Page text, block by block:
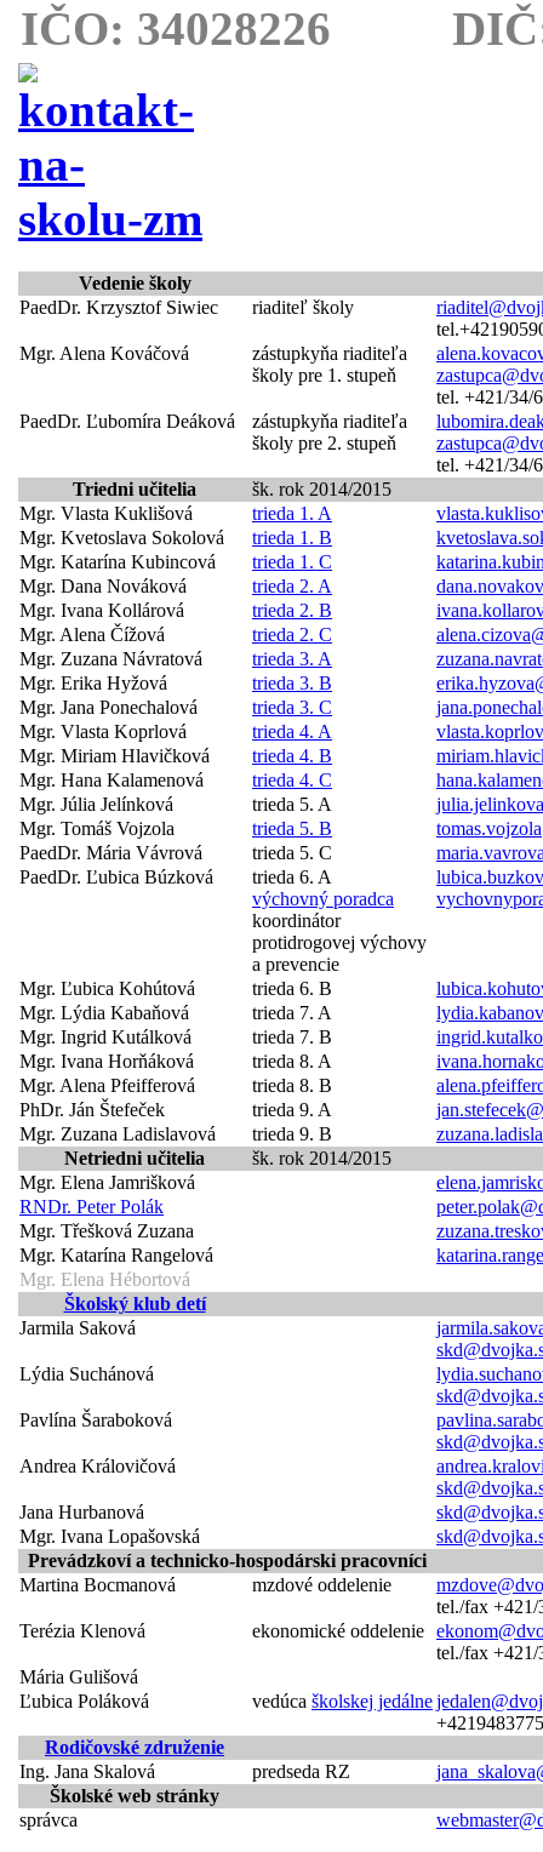
IČO: 34028226 DIČ:
Vedenie školy
PaedDr. Krzysztof Siwiec
riaditeľ školy
Mgr. Alena Kováčová
zástupkyňa riaditeľa
školy pre 1. stupeň
tel. +421/34/
PaedDr. Ľubomíra Deáková
zástupkyňa riaditeľa
školy pre 2. stupeň
tel. +421/34/
Triedni učitelia
šk. rok 2014/2015
Mgr. Vlasta Kuklišová
trieda 1. A
Mgr. Kvetoslava Sokolová
trieda 1. B
Mgr. Katarína Kubincová
trieda 1. C
Mgr. Dana Nováková
trieda 2. A
Mgr. Ivana Kollárová
trieda 2. B
Mgr. Alena Čížová
trieda 2. C
Mgr. Zuzana Návratová
trieda 3. A
Mgr. Erika Hyžová
trieda 3. B
Mgr. Jana Ponechalová
trieda 3. C
Mgr. Vlasta Koprlová
trieda 4. A
Mgr. Miriam Hlavičková
trieda 4. B
Mgr. Hana Kalamenová
trieda 4. C
Mgr. Júlia Jelínková
trieda 5. A
Mgr. Tomáš Vojzola
trieda 5. B
PaedDr. Mária Vávrová
trieda 5. C
PaedDr. Ľubica Búzková
trieda 6. A
výchovný poradca
koordinátor
protidrogovej výchovy
a prevencie
Mgr. Ľubica Kohútová trieda 6. B
Mgr. Lýdia Kabaňová
trieda 7. A
Mgr. Ingrid Kutálková
trieda 7. B
Mgr. Ivana Horňáková
trieda 8. A
Mgr. Alena Pfeifferová
trieda 8. B
PhDr. Ján Štefeček
trieda 9. A
Mgr. Zuzana Ladislavová
trieda 9. B
Netriedni učitelia
šk. rok 2014/2015
Mgr. Elena Jamrišková
RNDr. Peter Polák
Mgr. Třešková Zuzana
Mgr. Katarína Rangelová
Mgr. Elena Hébortová
Školský klub detí
Jarmila Saková
Lýdia Suchánová
Pavlína Šaraboková
Andrea Královičová
Jana Hurbanová
Mgr. Ivana Lopašovská
Prevádzkoví a technicko-hospodárski pracovníci
Martina Bocmanová
mzdové oddelenie
tel./fax +421/
Terézia Klenová
ekonomické oddelenie
tel./fax +421/
Mária Gulišová
Ľubica Poláková
vedúca školskej jedálne
Rodičovské združenie
Ing. Jana Skalová
predseda RZ
Školské web stránky
správca